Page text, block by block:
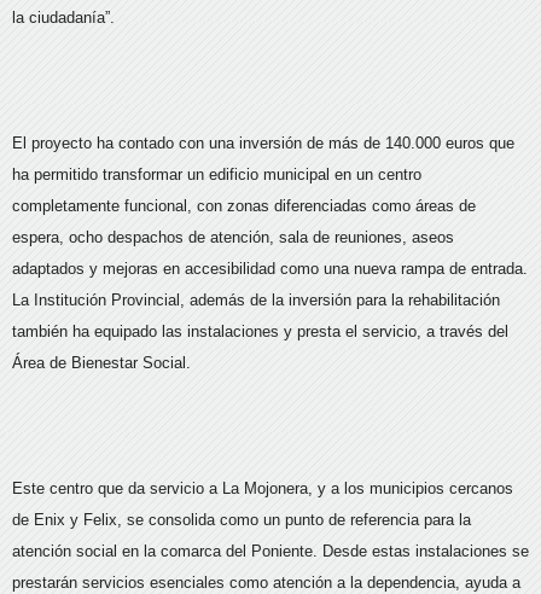
la ciudadanía”.
El proyecto ha contado con una inversión de más de 140.000 euros que
ha permitido transformar un edificio municipal en un centro
completamente funcional, con zonas diferenciadas como áreas de
espera, ocho despachos de atención, sala de reuniones, aseos
adaptados y mejoras en accesibilidad como una nueva rampa de entrada.
La Institución Provincial, además de la inversión para la rehabilitación
también ha equipado las instalaciones y presta el servicio, a través del
Área de Bienestar Social.
Este centro que da servicio a La Mojonera, y a los municipios cercanos
de Enix y Felix, se consolida como un punto de referencia para la
atención social en la comarca del Poniente. Desde estas instalaciones se
prestarán servicios esenciales como atención a la dependencia, ayuda a